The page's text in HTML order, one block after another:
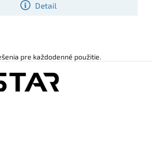
Detail
pre každodenné použitie.